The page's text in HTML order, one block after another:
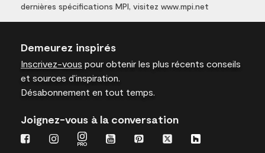
dernières spécifications MPI, visitez www.mpi.net
Demeurez inspirés
Inscrivez-vous pour obtenir les plus récents conseils
et sources d’inspiration.
Désabonnement en tout temps.
Joignez-vous à la conversation